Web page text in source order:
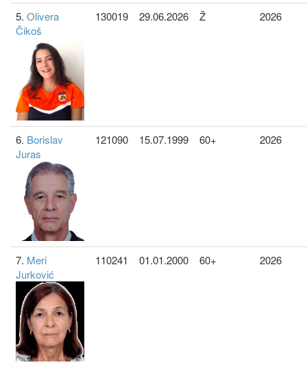
5. Olivera
Čikoš
130019 29.06.2026 Ž 2026
6. Borislav
Juras
121090 15.07.1999 60+ 2026
7. Meri
Jurković
110241 01.01.2000 60+ 2026